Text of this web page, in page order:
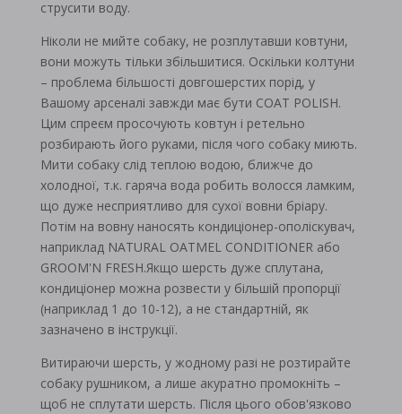
струсити воду.
Ніколи не мийте собаку, не розплутавши ковтуни,
вони можуть тільки збільшитися. Оскільки колтуни
– проблема більшості довгошерстих порід, у
Вашому арсеналі завжди має бути COAT POLISH.
Цим спреєм просочують ковтун і ретельно
розбирають його руками, після чого собаку миють.
Мити собаку слід теплою водою, ближче до
холодної, т.к. гаряча вода робить волосся ламким,
що дуже несприятливо для сухої вовни бріару.
Потім на вовну наносять кондиціонер-ополіскувач,
наприклад NATURAL OATMEL CONDITIONER або
GROOM'N FRESH.Якщо шерсть дуже сплутана,
кондиціонер можна розвести у більшій пропорції
(наприклад 1 до 10-12), а не стандартній, як
зазначено в інструкції.
Витираючи шерсть, у жодному разі не розтирайте
собаку рушником, а лише акуратно промокніть –
щоб не сплутати шерсть. Після цього обов'язково